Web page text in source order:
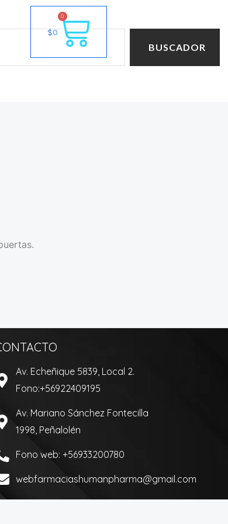
BUSCADOR
$0
0
Cart
Av. Echeñique 5839, Local 2.
Fono:+56922409195
Av. Mariano Sánchez Fontecilla
1998, Peñalolén
Fono web: +56933200780
webfarmaciashumanpharma@gmail.com